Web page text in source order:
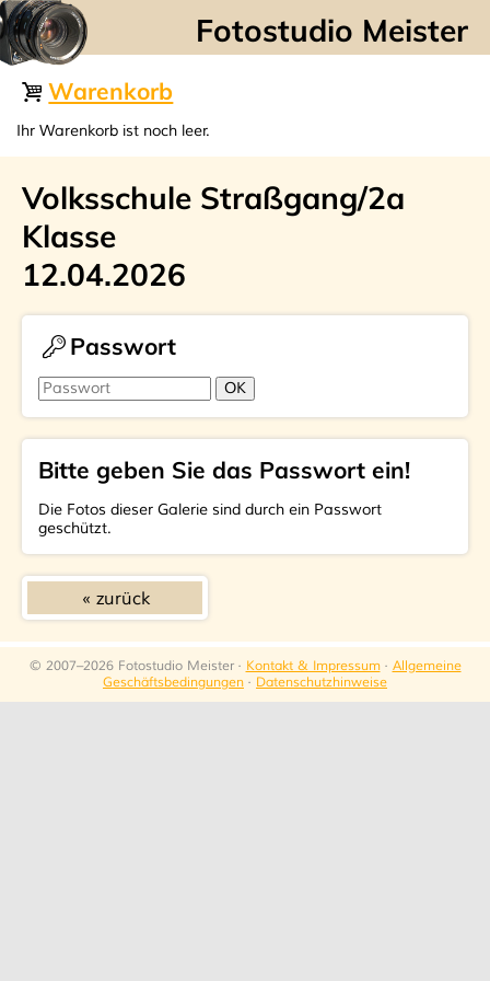
☰
Warenkorb
Ihr Warenkorb ist noch leer.
Volksschule Straßgang/2a
Klasse
12.04.2026
Passwort
Bitte geben Sie das Passwort ein!
Die Fotos dieser Galerie sind durch ein Passwort
geschützt.
zurück
© 2007–2026 Fotostudio Meister · Kontakt & Impressum· Allgemeine
Geschäftsbedingungen · Datenschutzhinweise